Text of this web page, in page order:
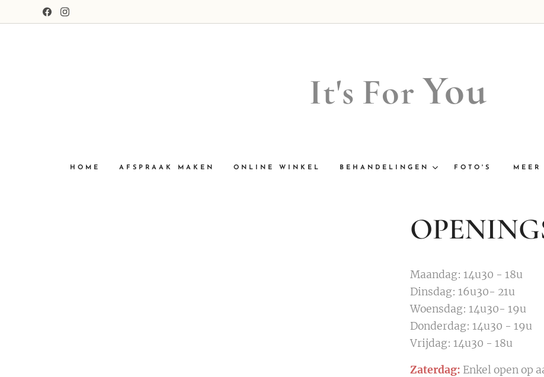
It's For You
HOME AFSPRAAK MAKEN ONLINE WINKEL BEHANDELINGEN FOTO'S
Maandag: 14u30 - 18u
Dinsdag: 16u30- 21u
Woensdag: 14u30- 19u
Donderdag: 14u30 - 19u
Vrijdag: 14u30 - 18u
Zaterdag: Enkel open op